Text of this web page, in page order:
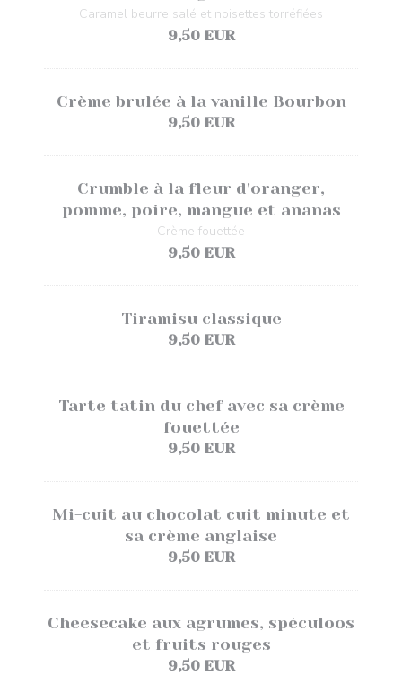
Caramel beurre salé et noisettes torréfiées
9,50 EUR
Crème brulée à la vanille Bourbon
9,50 EUR
Crumble à la fleur d'oranger,
pomme, poire, mangue et ananas
Crème fouettée
9,50 EUR
Tiramisu classique
9,50 EUR
Tarte tatin du chef avec sa crème
fouettée
9,50 EUR
Mi-cuit au chocolat cuit minute et
sa crème anglaise
9,50 EUR
Cheesecake aux agrumes, spéculoos
et fruits rouges
9,50 EUR